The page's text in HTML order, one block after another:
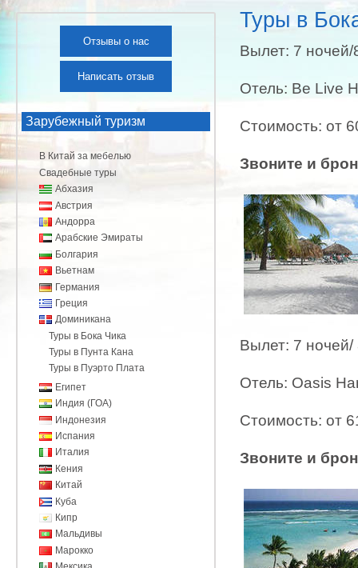
Туры в
Вылет: 7 ночей/
Отель: Be Live
Стоимость: от
Звоните и
Вылет: 7 ночей/
Отель: Oasis
Стоимость: от
Звоните и
Отзывы о нас
Написать отзыв
Зарубежный туризм
В Китай за мебелью
Свадебные туры
Абхазия
Австрия
Андорра
Арабские Эмираты
Болгария
Вьетнам
Германия
Греция
Доминикана
Туры в Бока Чика
Туры в Пунта Кана
Туры в Пуэрто Плата
Египет
Индия (ГОА)
Индонезия
Испания
Италия
Кения
Китай
Куба
Кипр
Мальдивы
Марокко